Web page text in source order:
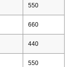
550
660
440
550